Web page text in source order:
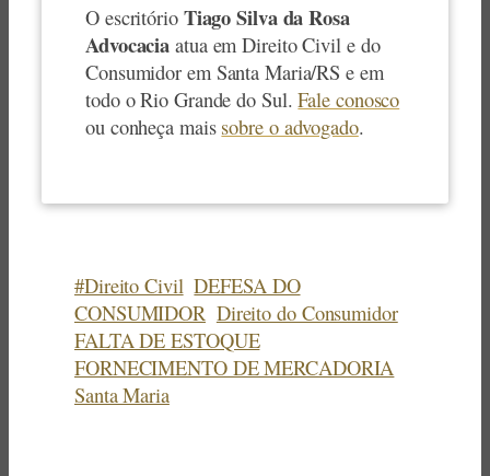
O escritório Tiago Silva da Rosa
Advocacia atua em Direito Civil e do
Consumidor em Santa Maria/RS e em
todo o Rio Grande do Sul.Fale conosco
ou conheça mais sobre o advogado.
#Direito Civil DEFESA DO
CONSUMIDOR Direito do Consumidor
FALTA DE ESTOQUE
FORNECIMENTO DE MERCADORIA
Santa Maria